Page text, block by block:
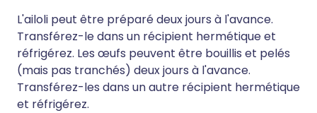
L'ailoli peut être préparé deux jours à l'avance.
Transférez-le dans un récipient hermétique et
réfrigérez. Les œufs peuvent être bouillis et pelés
(mais pas tranchés) deux jours à l'avance.
Transférez-les dans un autre récipient hermétique
et réfrigérez.